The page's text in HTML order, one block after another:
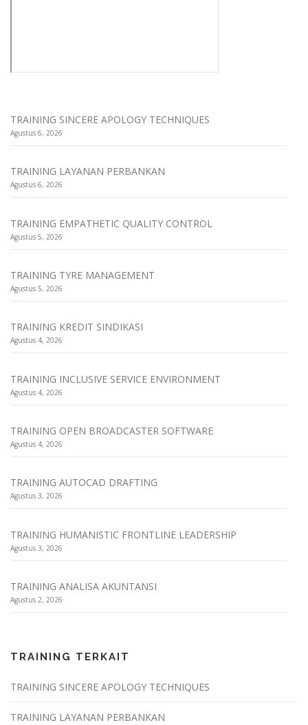
TRAINING SINCERE APOLOGY TECHNIQUES
Agustus 6, 2026
TRAINING LAYANAN PERBANKAN
Agustus 6, 2026
TRAINING EMPATHETIC QUALITY CONTROL
Agustus 5, 2026
TRAINING TYRE MANAGEMENT
Agustus 5, 2026
TRAINING KREDIT SINDIKASI
Agustus 4, 2026
TRAINING INCLUSIVE SERVICE ENVIRONMENT
Agustus 4, 2026
TRAINING OPEN BROADCASTER SOFTWARE
Agustus 4, 2026
TRAINING AUTOCAD DRAFTING
Agustus 3, 2026
TRAINING HUMANISTIC FRONTLINE LEADERSHIP
Agustus 3, 2026
TRAINING ANALISA AKUNTANSI
Agustus 2, 2026
TRAINING TERKAIT
TRAINING SINCERE APOLOGY TECHNIQUES
TRAINING LAYANAN PERBANKAN